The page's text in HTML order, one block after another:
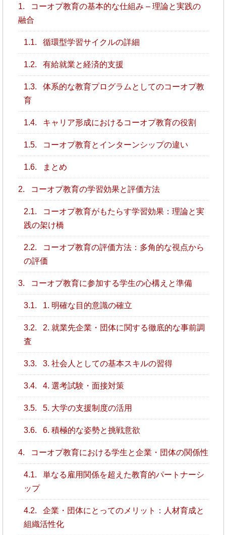
1.
コーオプ教育の基本的な仕組み – 理論と実践の
融合
1.1. 循環型学習サイクルの詳細
1.2. 有給就業と経済的支援
1.3.
体系的な教育プログラムとしてのコーオプ教
育
1.4. キャリア形成におけるコーオプ教育の役割
1.5. コーオプ教育とインターンシップの違い
1.6. まとめ
2. コーオプ教育の学習効果と評価方法
2.1.
コーオプ教育がもたらす学習効果：理論と実
践の架け橋
2.2.
コーオプ教育の評価方法：多角的な視点から
の評価
3. コーオプ教育に参加する学生の心構えと準備
3.1. 1. 明確な目的意識の確立
3.2.
2. 就業先企業・団体に関する徹底的な事前調
査
3.3. 3. 社会人としての基本スキルの習得
3.4. 4. 選考試験・面接対策
3.5. 5. 大学の支援制度の活用
3.6. 6. 積極的な姿勢と挑戦意欲
4. コーオプ教育における学生と企業・団体の関係性
4.1.
単なる雇用関係を超えた教育的パートナーシ
ップ
4.2.
企業・団体にとってのメリット：人材育成と
組織活性化